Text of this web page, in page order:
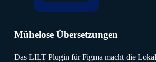
Mühelose Übersetzungen
Das LILT Plugin für Figma macht die